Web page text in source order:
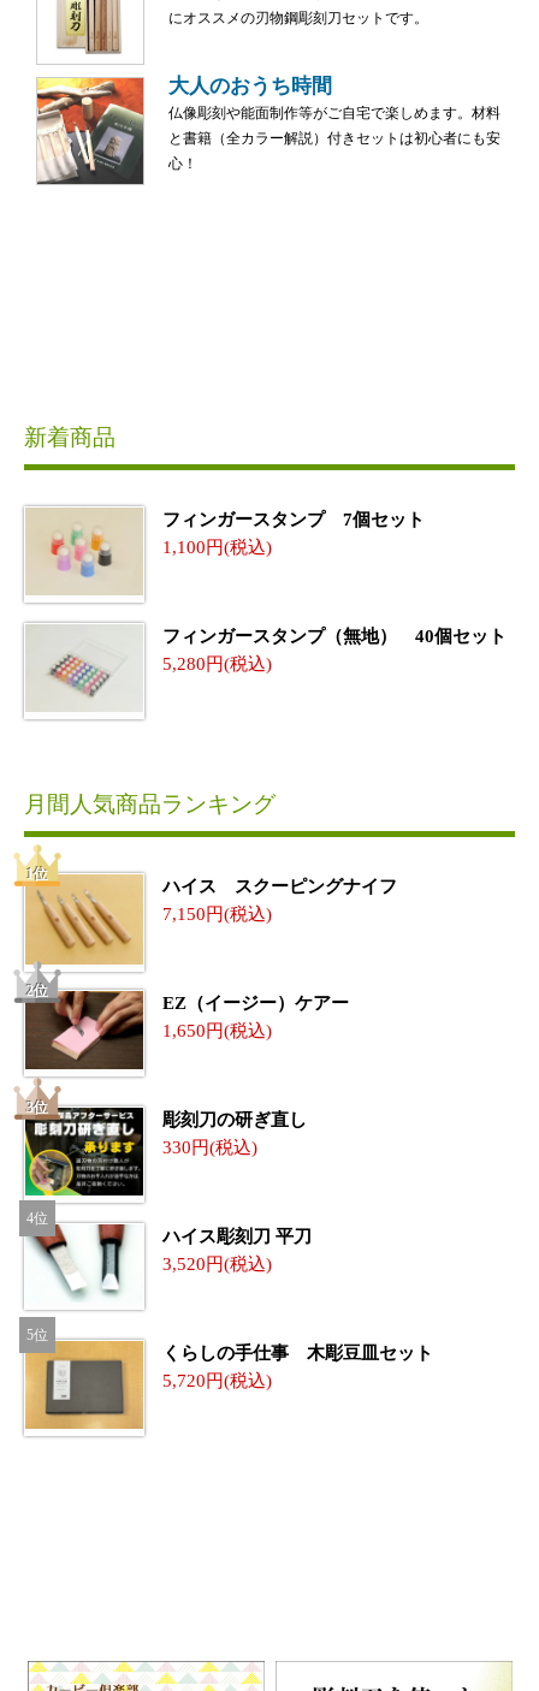
にオススメの刃物鋼彫刻刀セットです。
大人のおうち時間
仏像彫刻や能面制作等がご自宅で楽しめます。材料
と書籍（全カラー解説）付きセットは初心者にも安
心！
新着商品
フィンガースタンプ 7個セット
1,100
フィンガースタンプ（無地） 40個セット
5,280
月間人気商品ランキング
ハイス スクーピングナイフ
7,150
EZ（イージー）ケアー
1,650
彫刻刀の研ぎ直し
330
ハイス彫刻刀 平刀
3,520
くらしの手仕事 木彫豆皿セット
5,720